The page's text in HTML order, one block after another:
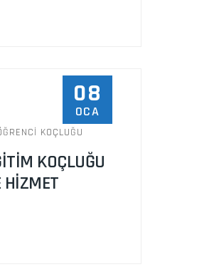
08
OCA
KOÇLUĞU
KOÇLUĞU
HİZMET